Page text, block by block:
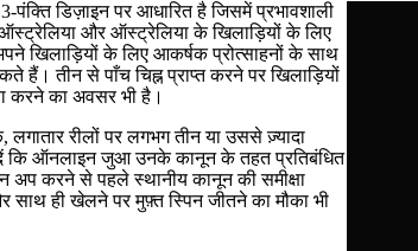
3-पंक्ति डिज़ाइन पर आधारित है जिसमें प्रभावशाली
और ऑस्ट्रेलिया के खिलाड़ियों के लिए
खिलाड़ियों के लिए आकर्षक प्रोत्साहनों के साथ
हैं। तीन से पाँच चिह्न प्राप्त करने पर खिलाड़ियों
करने का अवसर भी है।
रीलों पर लगभग तीन या उससे ज़्यादा
कि ऑनलाइन जुआ उनके कानून के तहत प्रतिबंधित
अप करने से पहले स्थानीय कानून की समीक्षा
ही खेलने पर मुफ़्त स्पिन जीतने का मौका भी